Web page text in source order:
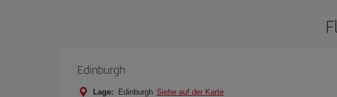
Edinburgh
Lage: Edinburgh Siehe auf der Karte